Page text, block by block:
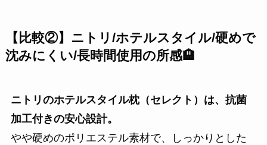
【比較②】ニトリ/ホテルスタイル/硬めで
沈みにくい/長時間使用の所感🏨
ニトリのホテルスタイル枕（セレクト）は、抗菌
加工付きの安心設計。
やや硬めのポリエステル素材で、しっかりとした